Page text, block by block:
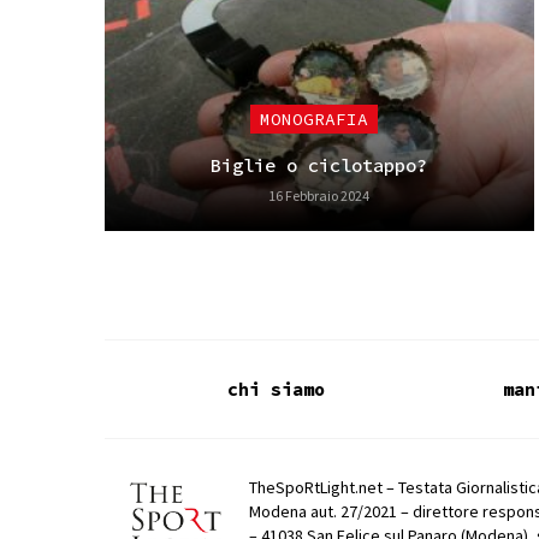
MONOGRAFIA
Biglie o ciclotappo?
16 Febbraio 2024
chi siamo
TheSpoRtLight.net – Testata
Modena aut. 27/2021 – direttore